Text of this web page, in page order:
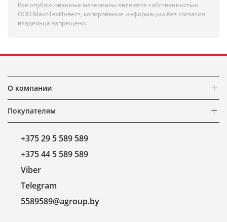
Все опубликованные материалы являются собственностью
ООО МакоТехИнвест, копирование информации без согласия
владельца запрещено.
О компании
Покупателям
+375 29 5 589 589
+375 44 5 589 589
Viber
Telegram
5589589@agroup.by